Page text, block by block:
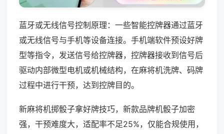
蓝牙或无线信号控制原理：一些智能控牌器通过蓝牙
或无线信号与手机等设备连接。手机端软件预设好牌
型等指令，发送信号给控牌器，控牌器接收到信号后
驱动内部微型电机或机械结构，在麻将机洗牌、码牌
过程中进行干预，达到控牌目的。
新麻将机掷骰子拿好牌技巧，新款品牌机骰子加密
强，干预难度大，适配率不足25%，仅能合规使用，